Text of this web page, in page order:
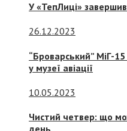
У «ТепЛиці»
26.12.2023
“Броварський” МіГ-
у музеї авіації
10.05.2023
Чистий четвер: що